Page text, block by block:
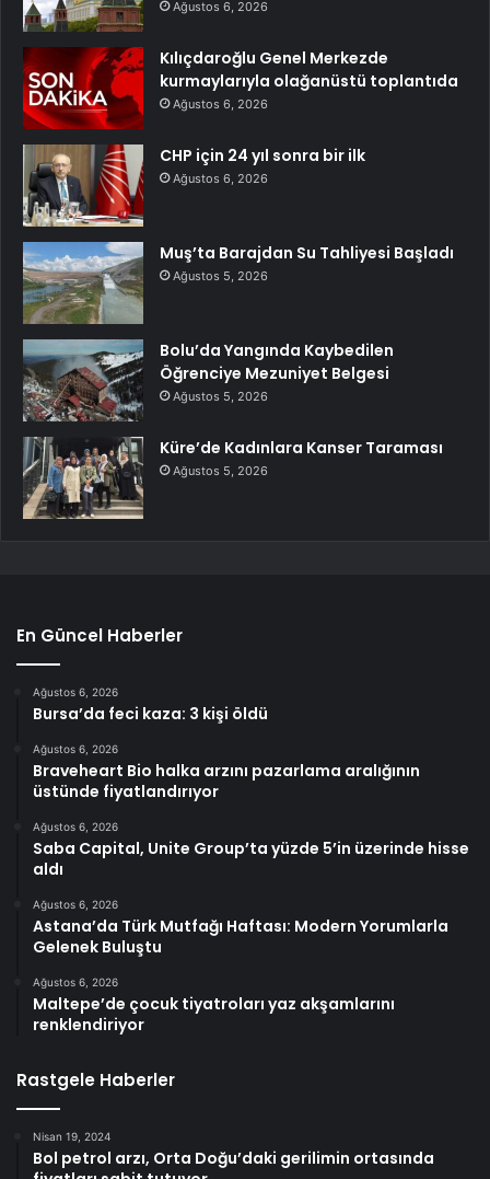
Ağustos 6, 2026
Kılıçdaroğlu Genel Merkezde
kurmaylarıyla olağanüstü toplantıda
Ağustos 6, 2026
CHP için 24 yıl sonra bir ilk
Ağustos 6, 2026
Muş’ta Barajdan Su Tahliyesi Başladı
Ağustos 5, 2026
Bolu’da Yangında Kaybedilen
Öğrenciye Mezuniyet Belgesi
Ağustos 5, 2026
Küre’de Kadınlara Kanser Taraması
Ağustos 5, 2026
En Güncel Haberler
Ağustos 6, 2026
Bursa’da feci kaza: 3 kişi öldü
Ağustos 6, 2026
Braveheart Bio halka arzını pazarlama aralığının
üstünde fiyatlandırıyor
Ağustos 6, 2026
Saba Capital, Unite Group’ta yüzde 5’in üzerinde hisse
aldı
Ağustos 6, 2026
Astana’da Türk Mutfağı Haftası: Modern Yorumlarla
Gelenek Buluştu
Ağustos 6, 2026
Maltepe’de çocuk tiyatroları yaz akşamlarını
renklendiriyor
Rastgele Haberler
Nisan 19, 2024
Bol petrol arzı, Orta Doğu’daki gerilimin ortasında